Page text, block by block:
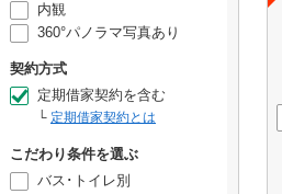
内観
360°パノラマ写真あり
契約方式
定期借家契約を含む
定期借家契約とは
こだわり条件を選ぶ
バス･トイレ別